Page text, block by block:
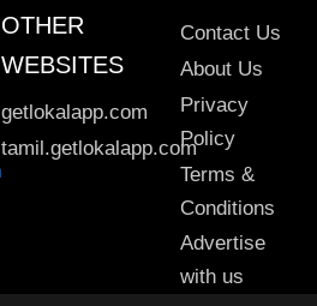
OTHER
WEBSITES
getlokalapp.com
tamil.getlokalapp.com
Contact Us
About Us
Privacy
Policy
Terms &
Conditions
Advertise
with us